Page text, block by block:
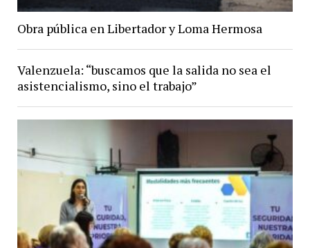
Obra pública en Libertador y Loma Hermosa
Valenzuela: “buscamos que la salida no sea el
asistencialismo, sino el trabajo”